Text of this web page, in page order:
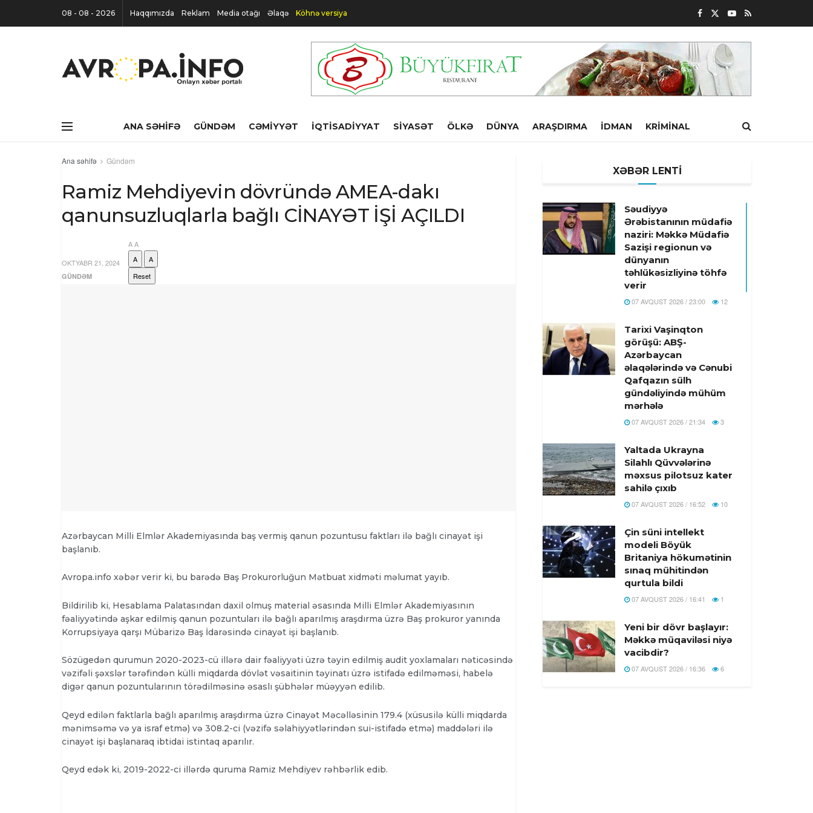
08 - 08 - 2026 Haqqımızda Reklam Media otağı Əlaqə Köhnə versiya
ANA SƏHIFƏ GÜNDƏM CƏMIYYƏT İQTISADIYYAT SIYASƏT ÖLKƏ DÜNYA ARAŞDIRMA İDMAN KRIMINAL
Ana səhifə Gündəm
Ramiz Mehdiyevin dövründə AMEA-dakı
qanunsuzluqlarla bağlı CİNAYƏT İŞİ AÇILDI
OKTYABR 21, 2024
GÜNDƏM
AA
A
A
Reset
Azərbaycan Milli Elmlər Akademiyasında baş vermiş qanun pozuntusu faktları ilə bağlı cinayət işi
başlanıb.
Avropa.info xəbər verir ki, bu barədə Baş Prokurorluğun Mətbuat xidməti məlumat yayıb.
Bildirilib ki, Hesablama Palatasından daxil olmuş material əsasında Milli Elmlər Akademiyasının
fəaliyyətində aşkar edilmiş qanun pozuntuları ilə bağlı aparılmış araşdırma üzrə Baş prokuror yanında
Korrupsiyaya qarşı Mübarizə Baş İdarəsində cinayət işi başlanıb.
Sözügedən qurumun 2020-2023-cü illərə dair fəaliyyəti üzrə təyin edilmiş audit yoxlamaları nəticəsində
vəzifəli şəxslər tərəfindən külli miqdarda dövlət vəsaitinin təyinatı üzrə istifadə edilməməsi, habelə
digər qanun pozuntularının törədilməsinə əsaslı şübhələr müəyyən edilib.
Qeyd edilən faktlarla bağlı aparılmış araşdırma üzrə Cinayət Məcəlləsinin 179.4 (xüsusilə külli miqdarda
mənimsəmə və ya israf etmə) və 308.2-ci (vəzifə səlahiyyətlərindən sui-istifadə etmə) maddələri ilə
cinayət işi başlanaraq ibtidai istintaq aparılır.
Qeyd edək ki, 2019-2022-ci illərdə quruma Ramiz Mehdiyev rəhbərlik edib.
XƏBƏR LENTİ
Səudiyyə
Ərəbistanının müdafiə
naziri: Məkkə Müdafiə
Sazişi regionun və
dünyanın
təhlükəsizliyinə töhfə
verir
07 AVQUST 2026 / 23:00 12
Tarixi Vaşinqton
görüşü: ABŞ-
Azərbaycan
əlaqələrində və Cənubi
Qafqazın sülh
gündəliyində mühüm
mərhələ
07 AVQUST 2026 / 21:34 3
Yaltada Ukrayna
Silahlı Qüvvələrinə
məxsus pilotsuz kater
sahilə çıxıb
07 AVQUST 2026 / 16:52 10
Çin süni intellekt
modeli Böyük
Britaniya hökumətinin
sınaq mühitindən
qurtula bildi
07 AVQUST 2026 / 16:41 1
Yeni bir dövr başlayır:
Məkkə müqaviləsi niyə
vacibdir?
07 AVQUST 2026 / 16:36 6